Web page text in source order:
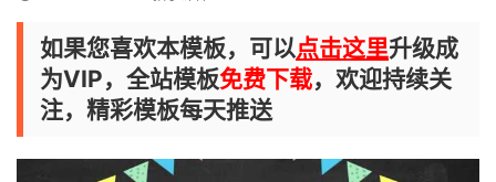
如果您喜欢本模板，可以点击这里升级成
为VIP，全站模板免费下载，欢迎持续关
注，精彩模板每天推送